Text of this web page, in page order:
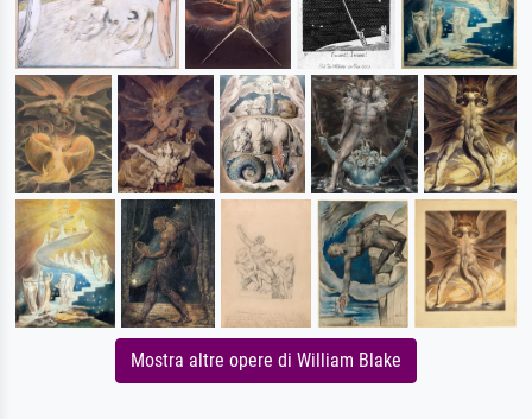
Mostra altre opere di William Blake